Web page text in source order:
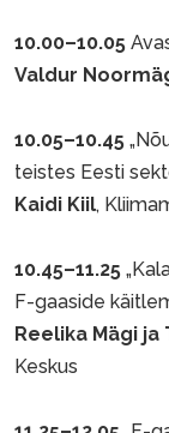
10.00–10.05
Valdur
10.05–10.45
teistes Eesti
Kaidi Kiil,
10.45–11.25
F-gaaside
Reelika Mägi ja
Keskus